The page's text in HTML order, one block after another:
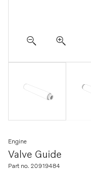
Valve Guide
Engine
Part no. 20919484